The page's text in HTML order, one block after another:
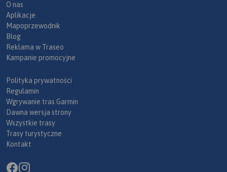
O nas
Aplikacje
Mapoprzewodnik
Blog
Reklama w Traseo
Kampanie promocyjne
Polityka prywatności
Regulamin
Wgrywanie tras Garmin
Dawna wersja strony
Wszystkie trasy
Trasy turystyczne
Kontakt